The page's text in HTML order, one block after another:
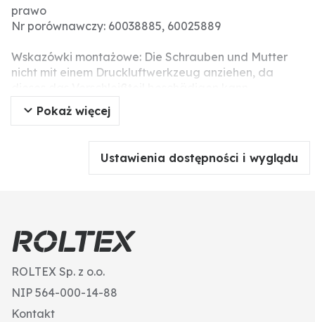
prawo
Nr porównawczy: 60038885, 60025889
Wskazówki montażowe: Die Schrauben und Mutter
nicht mit einem Druckluftwerkzeug anziehen, da
(Spannungsrisse).
Pokaż więcej
Ustawienia dostępności i wyglądu
ROLTEX Sp. z o.o.
NIP 564-000-14-88
Kontakt